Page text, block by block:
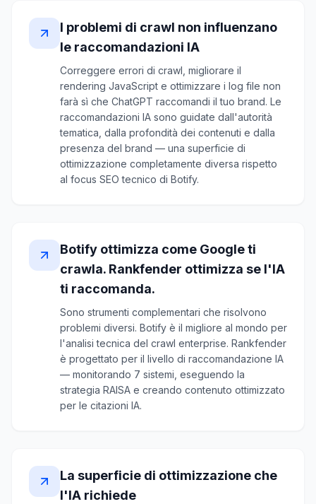
I problemi di crawl non influenzano
le raccomandazioni IA
Correggere errori di crawl, migliorare il
rendering JavaScript e ottimizzare i log file non
farà sì che ChatGPT raccomandi il tuo brand. Le
raccomandazioni IA sono guidate dall'autorità
tematica, dalla profondità dei contenuti e dalla
presenza del brand — una superficie di
ottimizzazione completamente diversa rispetto
al focus SEO tecnico di Botify.
Botify ottimizza come Google ti
crawla. Rankfender ottimizza se l'IA
ti raccomanda.
Sono strumenti complementari che risolvono
problemi diversi. Botify è il migliore al mondo per
l'analisi tecnica del crawl enterprise. Rankfender
è progettato per il livello di raccomandazione IA
— monitorando 7 sistemi, eseguendo la
strategia RAISA e creando contenuto ottimizzato
per le citazioni IA.
La superficie di ottimizzazione che
l'IA richiede